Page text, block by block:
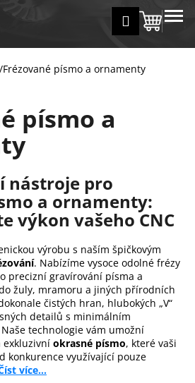
Přihlášení
košík
MENU
/Frézované písmo a ornamenty
písmo a
nástroje pro
a ornamenty:
výkon vašeho CNC
výrobu s naším špičkovým
. Nabízíme vysoce odolné frézy
precizní gravírování písma a
žuly, mramoru a jiných přírodních
čistých hran, hlubokých „V“
detailů s minimálním
technologie vám umožní
exkluzivní okrasné písmo, které vaši
konkurence využívající pouze
více...